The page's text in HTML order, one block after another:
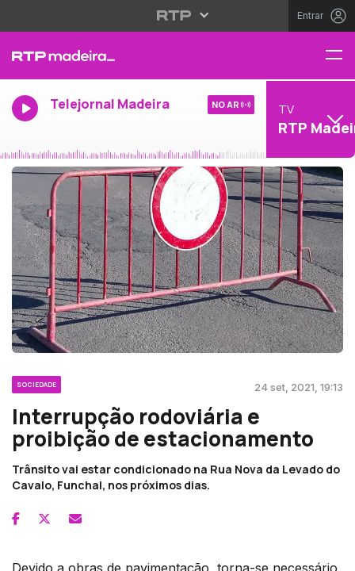
Entrar
Telejornal Madeira NO AR TV
RTP
SOCIEDADE 24 set, 2021, 19:13
Interrupção rodoviária e
proibição de estacionamento
Trânsito vai estar condicionado na Rua Nova da Levado do
Cavalo, Funchal, nos próximos dias.